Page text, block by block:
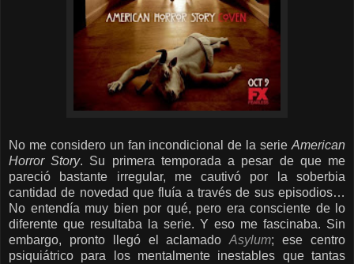
No me considero un fan incondicional de la serieAmerican
Horror Story. Su primera temporada a pesar de que me
pareció bastante irregular, me cautivó por la soberbia
cantidad de novedad que fluía a través de sus episodios…
No entendía muy bien por qué, pero era consciente de lo
diferente que resultaba la serie. Y eso me fascinaba. Sin
embargo, pronto llegó el aclamadoAsylum; ese centro
psiquiátrico para los mentalmente inestables que tantas